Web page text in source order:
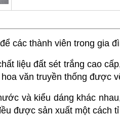
các thành viên trong gia
liệu đất sét trắng cao
văn truyền thống được
và kiểu dáng khác
được sản xuất một cách